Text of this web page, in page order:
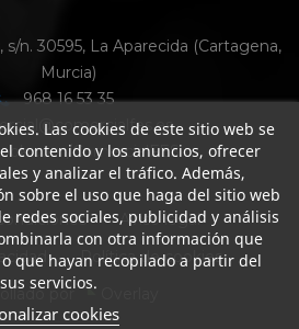
s/n. 30595, La Aparecida (Cartagena,
Murcia)
968 16 53 35
ComercialFES
Aviso legal
Política de cookies
por
Las cookies de este sitio web se
contenido y los anuncios, ofrecer
y analizar el tráfico. Además,
sobre el uso que haga del sitio web
redes sociales, publicidad y análisis
con otra información que
que hayan recopilado a partir del
servicios.
cookies